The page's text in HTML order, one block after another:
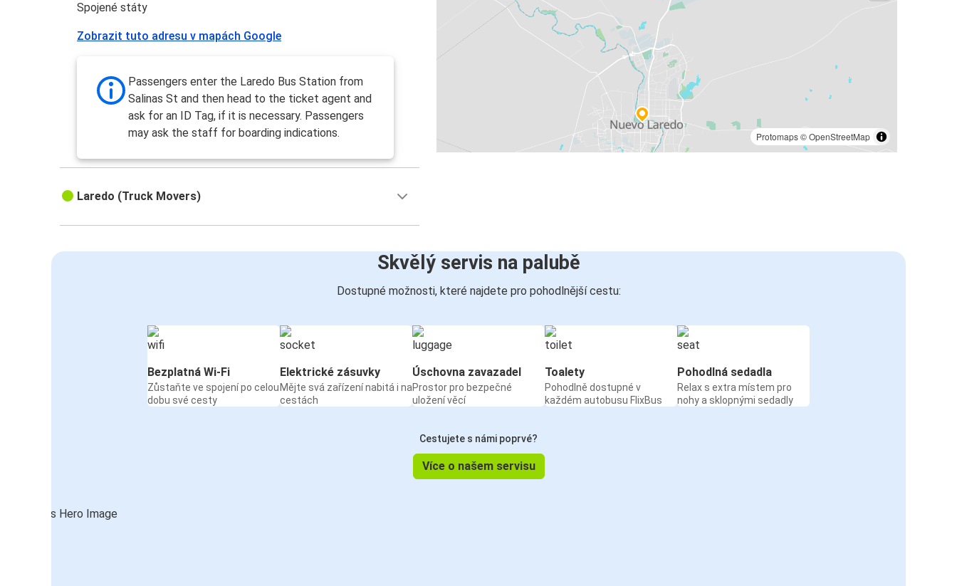
Protomaps©OpenStreetMap
Spojené státy
Zobrazit tuto adresu v mapách Google
Passengers enter the Laredo Bus Station from
Salinas St and then head to the ticket agent and
ask for an ID Tag, if it is necessary. Passengers
may ask the staff for boarding indications.
Laredo (Truck Movers)
Skvělý servis na palubě
Dostupné možnosti, které najdete pro pohodlnější cestu:
Bezplatná Wi-Fi
Zůstaňte ve spojení po celou
dobu své cesty
Elektrické zásuvky
Mějte svá zařízení nabitá i na
cestách
Úschovna zavazadel
Prostor pro bezpečné
uložení věcí
Toalety
Pohodlně dostupné v
každém autobusu FlixBus
Pohodlná sedadla
Relax s extra místem pro
nohy a sklopnými sedadly
Cestujete s námi poprvé?
Více o našem servisu